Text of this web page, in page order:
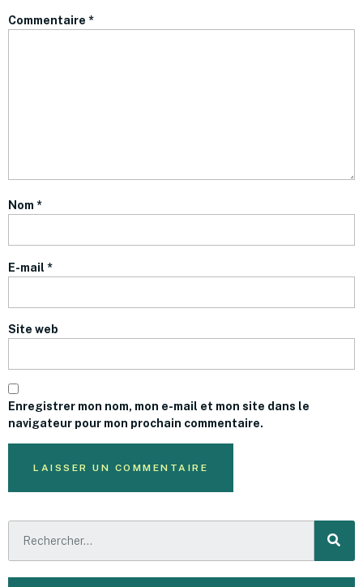
Commentaire *
Nom *
E-mail *
Site web
Enregistrer mon nom, mon e-mail et mon site dans le
navigateur pour mon prochain commentaire.